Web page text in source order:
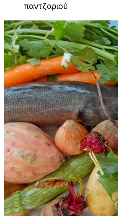
παντζαριού